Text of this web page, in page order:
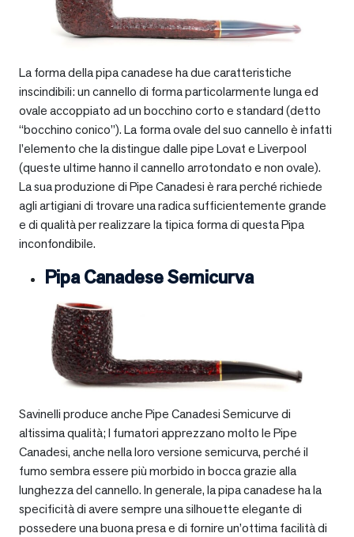
La forma della pipa canadese ha due caratteristiche
inscindibili: un cannello di forma particolarmente lunga ed
ovale accoppiato ad un bocchino corto e standard (detto
“bocchino conico”). La forma ovale del suo cannello è infatti
l’elemento che la distingue dalle pipe Lovat e Liverpool
(queste ultime hanno il cannello arrotondato e non ovale).
La sua produzione di Pipe Canadesi è rara perché richiede
agli artigiani di trovare una radica sufficientemente grande
e di qualità per realizzare la tipica forma di questa Pipa
inconfondibile.
Pipa Canadese Semicurva
Savinelli produce anche Pipe Canadesi Semicurve di
altissima qualità; I fumatori apprezzano molto le Pipe
Canadesi, anche nella loro versione semicurva, perché il
fumo sembra essere più morbido in bocca grazie alla
lunghezza del cannello. In generale, la pipa canadese ha la
specificità di avere sempre una silhouette elegante di
possedere una buona presa e di fornire un’ottima facilità di